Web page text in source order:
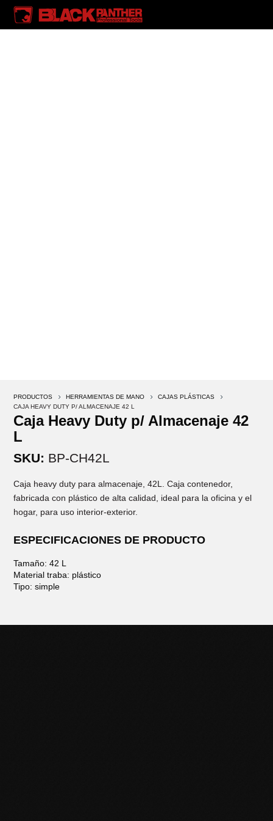
PRODUCTOS 5 HERRAMIENTAS DE MANO 5 CAJAS PLÁSTICAS 5
CAJA HEAVY DUTY P/ ALMACENAJE 42 L
Caja Heavy Duty p/ Almacenaje 42
L
SKU: BP-CH42L
Caja heavy duty para almacenaje, 42L. Caja contenedor,
fabricada con plástico de alta calidad, ideal para la oficina y el
hogar, para uso interior-exterior.
ESPECIFICACIONES DE PRODUCTO
Tamaño: 42 L
Material traba: plástico
Tipo: simple